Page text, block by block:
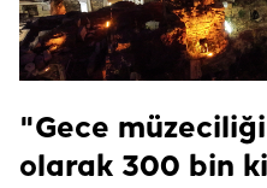
"Gece
olarak 300 bin